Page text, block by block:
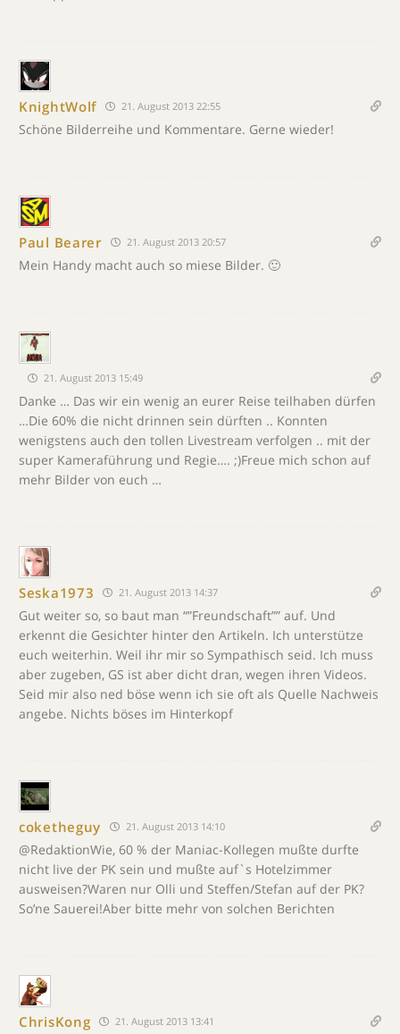
KnightWolf 21. August 2013 22:55
Schöne Bilderreihe und Kommentare. Gerne wieder!
Paul Bearer 21. August 2013 20:57
Mein Handy macht auch so miese Bilder. 🙂
21. August 2013 15:49
Danke … Das wir ein wenig an eurer Reise teilhaben dürfen
…Die 60% die nicht drinnen sein dürften .. Konnten
wenigstens auch den tollen Livestream verfolgen .. mit der
super Kameraführung und Regie…. ;)Freue mich schon auf
mehr Bilder von euch …
Seska1973 21. August 2013 14:37
Gut weiter so, so baut man “”Freundschaft”” auf. Und
erkennt die Gesichter hinter den Artikeln. Ich unterstütze
euch weiterhin. Weil ihr mir so Sympathisch seid. Ich muss
aber zugeben, GS ist aber dicht dran, wegen ihren Videos.
Seid mir also ned böse wenn ich sie oft als Quelle Nachweis
angebe. Nichts böses im Hinterkopf
coketheguy 21. August 2013 14:10
@RedaktionWie, 60 % der Maniac-Kollegen mußte durfte
nicht live der PK sein und mußte auf`s Hotelzimmer
ausweisen?Waren nur Olli und Steffen/Stefan auf der PK?
So’ne Sauerei!Aber bitte mehr von solchen Berichten
ChrisKong 21. August 2013 13:41